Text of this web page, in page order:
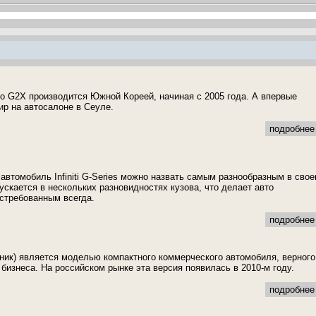
G2X производится Южной Кореей, начиная с 2005 года. А впервые
на автосалоне в Сеуле.
автомобиль Infiniti G-Series можно назвать самым разнообразным в
в нескольких разновидностях кузова, что делает авто
всегда.
является моделью компактного коммерческого автомобиля, верного
На российском рынке эта версия появилась в 2010-м году.